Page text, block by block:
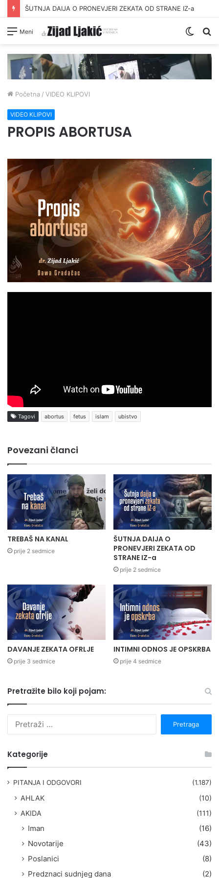
ŠUTNJA DAIJA O PRONEVJERI ZEKATA OD STRANE IZ-a
Meni
Switch
Početna / VIDEO KLIPOVI
VIDEO KLIPOVI
PROPIS ABORTUSA
Tagovi abortus fetus islam ubistvo
Povezani članci
TREBAŠ NA KANAL
prije 2 sedmice
ŠUTNJA DAIJA O
PRONEVJERI ZEKATA OD
STRANE IZ-a
prije 2 sedmice
DAVANJE ZEKATA OFRLJE
prije 3 sedmice
INTIMNI ODNOS JE OPSKRBA
prije 4 sedmice
Pretražite bilo koji pojam:
Kategorije
PITANJA I ODGOVORI (1.187)
AHLAK
(10)
AKIDA
(111)
Iman
(16)
Novotarije
(43)
Poslanici
(8)
Predznaci sudnjeg dana
(2)